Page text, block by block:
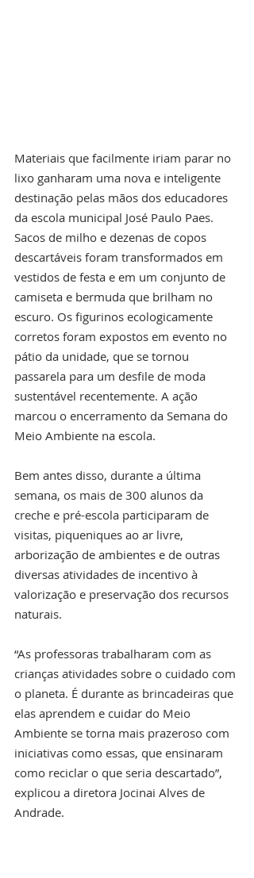
Materiais que facilmente iriam parar no
lixo ganharam uma nova e inteligente
destinação pelas mãos dos educadores
da escola municipal José Paulo Paes.
Sacos de milho e dezenas de copos
descartáveis foram transformados em
vestidos de festa e em um conjunto de
camiseta e bermuda que brilham no
escuro. Os figurinos ecologicamente
corretos foram expostos em evento no
pátio da unidade, que se tornou
passarela para um desfile de moda
sustentável recentemente. A ação
marcou o encerramento da Semana do
Meio Ambiente na escola.
Bem antes disso, durante a última
semana, os mais de 300 alunos da
creche e pré-escola participaram de
visitas, piqueniques ao ar livre,
arborização de ambientes e de outras
diversas atividades de incentivo à
valorização e preservação dos recursos
naturais.
“As professoras trabalharam com as
crianças atividades sobre o cuidado com
o planeta. É durante as brincadeiras que
elas aprendem e cuidar do Meio
Ambiente se torna mais prazeroso com
iniciativas como essas, que ensinaram
como reciclar o que seria descartado”,
explicou a diretora Jocinai Alves de
Andrade.